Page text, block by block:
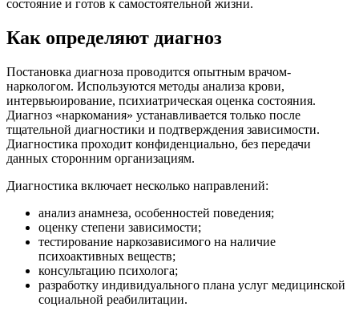
состояние и готов к самостоятельной жизни.
Как определяют диагноз
Постановка диагноза проводится опытным врачом-
наркологом. Используются методы анализа крови,
интервьюирование, психиатрическая оценка состояния.
Диагноз «наркомания» устанавливается только после
тщательной диагностики и подтверждения зависимости.
Диагностика проходит конфиденциально, без передачи
данных сторонним организациям.
Диагностика включает несколько направлений:
анализ анамнеза, особенностей поведения;
оценку степени зависимости;
тестирование наркозависимого на наличие
психоактивных веществ;
консультацию психолога;
разработку индивидуального плана услуг медицинской
социальной реабилитации.